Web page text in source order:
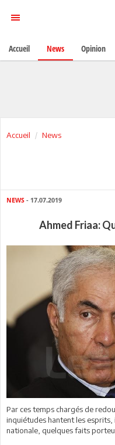
Accueil News
NEWS - 17.07.2019
Ahmed Friaa:
Par ces temps chargés de
inquiétudes hantent les esprits,
nationale, quelques faits
Accueil News Opinion